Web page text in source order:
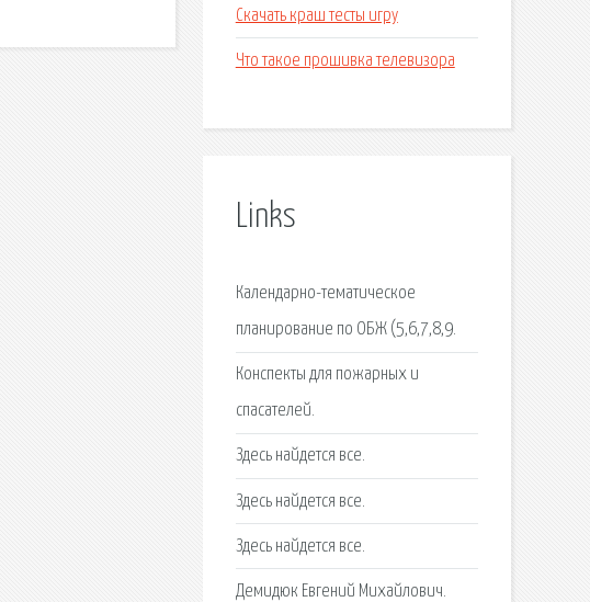
Скачать краш тесты игру
Что такое прошивка телевизора
Links
Календарно-тематическое
планирование по ОБЖ (5,6,7,8,9.
Конспекты для пожарных и
спасателей.
Здесь найдется все.
Здесь найдется все.
Здесь найдется все.
Демидюк Евгений Михайлович.